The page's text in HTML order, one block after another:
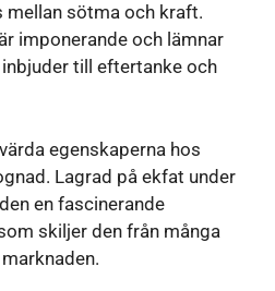
mellan sötma och kraft.
imponerande och lämnar
till eftertanke och
egenskaperna hos
Lagrad på ekfat under
en fascinerande
skiljer den från många